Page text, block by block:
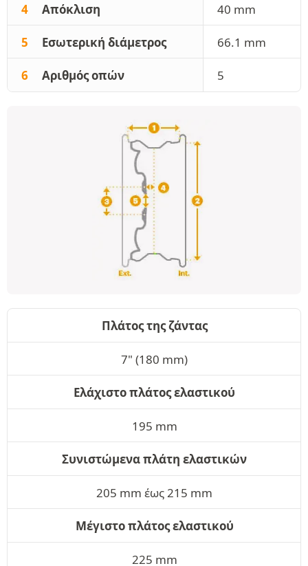
4 Απόκλιση 40 mm
5 Εσωτερική διάμετρος 66.1 mm
6 Αριθμός οπών 5
Πλάτος της ζάντας
7" (180 mm)
Ελάχιστο πλάτος ελαστικού
195 mm
Συνιστώμενα πλάτη ελαστικών
205 mm έως 215 mm
Μέγιστο πλάτος ελαστικού
225 mm